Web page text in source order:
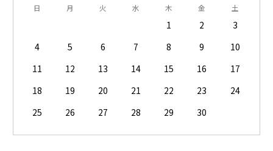
日 月 火 水 木 金 土
1 2
3
4
5 6 7 8 9
10
11
12 13 14 15 16
17
18
19 20 21 22 23
24
25
26 27 28 29 30